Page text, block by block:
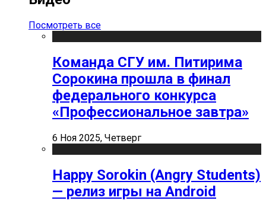
Посмотреть все
Команда СГУ им. Питирима
Сорокина прошла в финал
федерального конкурса
«Профессиональное завтра»
6 Ноя 2025, Четверг
Happy Sorokin (Angry Students)
— релиз игры на Android